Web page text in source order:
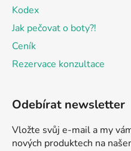
Kodex
Jak pečovat o boty?!
Ceník
Rezervace konzultace
Odebírat newsletter
Vložte svůj e-mail a my
nových produktech na